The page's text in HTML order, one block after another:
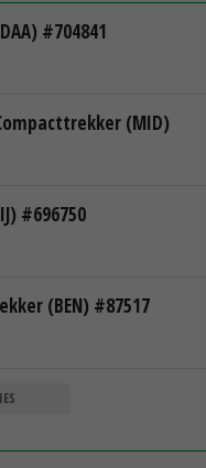
#704841
(MID)
#696750
(BEN) #87517